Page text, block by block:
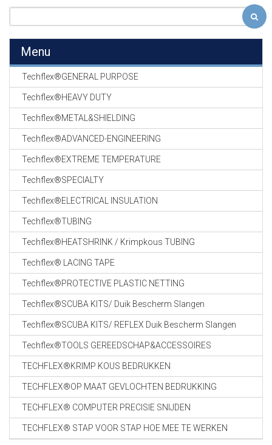
Menu
Techflex®GENERAL PURPOSE
Techflex®HEAVY DUTY
Techflex®METAL&SHIELDING
Techflex®ADVANCED-ENGINEERING
Techflex®EXTREME TEMPERATURE
Techflex®SPECIALTY
Techflex®ELECTRICAL INSULATION
Techflex®TUBING
Techflex®HEATSHRINK / Krimpkous TUBING
Techflex® LACING TAPE
Techflex®PROTECTIVE PLASTIC NETTING
Techflex®SCUBA KITS/ Duik Bescherm Slangen
Techflex®SCUBA KITS/ REFLEX Duik Bescherm Slangen
Techflex®TOOLS GEREEDSCHAP&ACCESSOIRES
TECHFLEX®KRIMP KOUS BEDRUKKEN
TECHFLEX®OP MAAT GEVLOCHTEN BEDRUKKING
TECHFLEX® COMPUTER PRECISIE SNIJDEN
TECHFLEX® STAP VOOR STAP HOE MEE TE WERKEN